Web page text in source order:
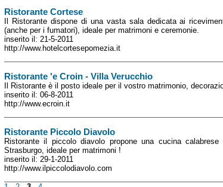
Ristorante Cortese
Il Ristorante dispone di una vasta sala dedicata ai
(anche per i fumatori), ideale per matrimoni e ceremonie.
inserito il: 21-5-2011
http://www.hotelcortesepomezia.it
Ristorante 'e Croin - Villa Verucchio
Il Ristorante è il posto ideale per il vostro matrimonio,
inserito il: 06-8-2011
http://www.ecroin.it
Ristorante Piccolo Diavolo
Ristorante il piccolo diavolo propone una cucina
Strasburgo, ideale per matrimoni !
inserito il: 29-1-2011
http://www.ilpiccolodiavolo.com